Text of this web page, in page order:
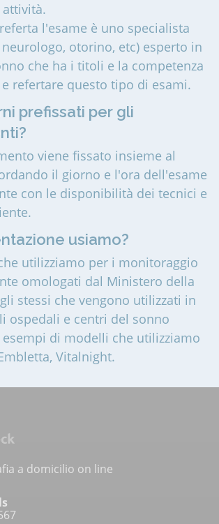
l'esame è uno specialista
otorino, etc) esperto in
che ha i titoli e la competenza
refertare questo tipo di esami.
prefissati per gli
viene fissato insieme al
il giorno e l'ora dell'esame
con le disponibilità dei tecnici e
usiamo?
utilizziamo per i monitoraggio
omologati dal Ministero della
stessi che vengono utilizzati in
ospedali e centri del sonno
di modelli che utilizziamo
Vitalnight.
a domicilio on line